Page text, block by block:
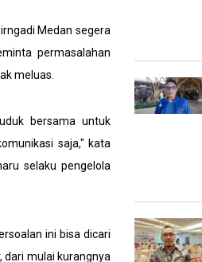
Medan segera
permasalahan
meluas.
bersama untuk
saja," kata
selaku pengelola
ini bisa dicari
dari mulai kurangnya